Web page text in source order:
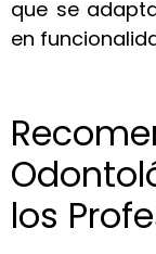
que se
en
los